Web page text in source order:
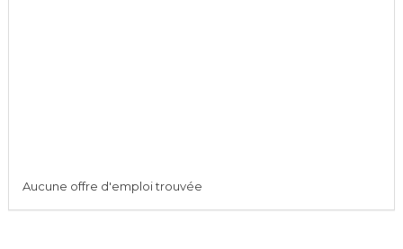
Aucune offre d'emploi trouvée